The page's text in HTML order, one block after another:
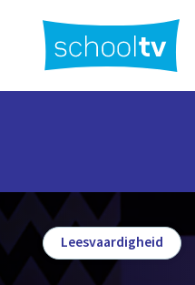
hoofdinhoud
Leesvaardigheid